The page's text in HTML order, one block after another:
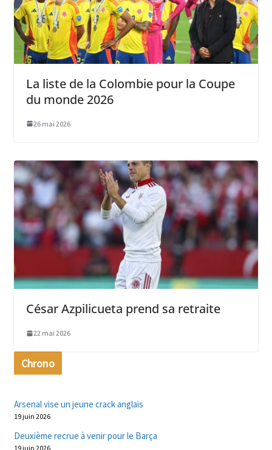
La liste de la Colombie pour la Coupe
du monde 2026
26 mai 2026
César Azpilicueta prend sa retraite
22 mai 2026
Chrono
Arsenal vise un jeune crack anglais
19 juin 2026
Deuxième recrue à venir pour le Barça
19 juin 2026